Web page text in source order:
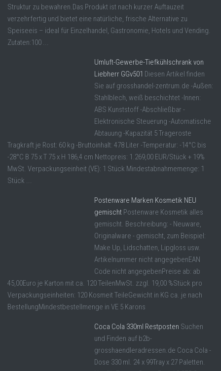
Struktur zu bewahren.Das Produkt ist nach kurzer Auftauzeit
verzehrfertig und bietet eine natürliche, frische Alternative zu
Speiseeis – ideal für Einzelhandel, Gastronomie, Hotels und Vending.
Zutaten:100 ...
Umluft-Gewerbe-Tiefkühlschrank von
Liebherr GGv501 Diesen Artikel finden
Sie auf grosshandel-zentrum.de -Außen:
Stahlblech, weiß beschichtet -Innen:
ABS Kunststoff -Abschließbar -
Elektronische Steuerung -Automatische
Abtauung -Kapazität 5 Trageroste
Tragkraft je Rost: 60 kg -Bruttoinhalt: 478 Liter -Temperatur: -14°C bis
-28°C B 75 x T 75 x H 186,4 cm Nettopreis: 1.269,00 EUR/Stück + 19%
MwSt. Verpackungseinheit (VE): 1 Stück Mindestabnahmemenge: 1
Stück ...
Postenware Marken Kosmetik NEU
gemischt Postenware Kosmetik alles
gemischt. Beschreibung: - Neuware,
Originalware - gemischt, zum Beispiel:
Make Up, Lidschatten, Lipgloss usw.
Artikelnummer nicht angegebenEAN
Code nicht angegebenPreise ab: ab
45,00Euro je Karton mit ca. 120 TeilenMwSt. zzgl. 19,00 %Stück pro
Verpackungseinheiten: 120 Kosmeit TeileGewicht in KG ca. je nach
BestellungMindestbestellmenge in VE 5 Karons
Coca Cola 330ml Restposten Suchen
und Finden auf b2b-
grosshaendleradressen.de Coca Cola -
Dose 330 ml. 24 x 99Tray x 27 Paletten.